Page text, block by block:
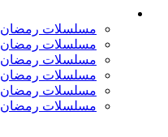
مسلسلات رمضان 2026
مسلسلات رمضان 2025
مسلسلات رمضان 2024
مسلسلات رمضان 2023
مسلسلات رمضان 2022
مسلسلات رمضان 2021